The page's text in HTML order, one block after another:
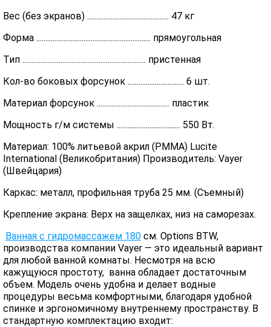
Вес (без экранов) ............................................. 47 кг
Форма ............................................................... прямоугольная
Тип .................................................................... пристенная
Кол-во боковых форсунок ............................... 6 шт.
Материал форсунок ........................................ пластик
Мощность г/м системы ................................... 550 Вт.
Материал: 100% литьевой акрил (PMMA) Lucite
International (Великобритания) Производитель: Vayer
(Швейцария)
Каркас: металл, профильная труба 25 мм. (Съемный)
Крепление экрана: Верх на защелках, низ на саморезах.
Ванная с гидромассажем 180 см. Options BTW,
производства компании Vayer — это идеальный вариант
для любой ванной комнаты. Несмотря на всю
кажущуюся простоту, ванна обладает достаточным
объем. Модель очень удобна и делает водные
процедуры весьма комфортными, благодаря удобной
спинке и эргономичному внутреннему пространству. В
стандартную комплектацию входит: